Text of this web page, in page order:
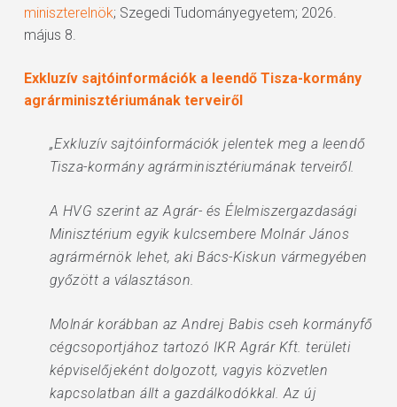
miniszterelnök; Szegedi Tudományegyetem; 2026.
május 8.
Exkluzív sajtóinformációk a leendő Tisza-kormány
agrárminisztériumának terveiről
„Exkluzív sajtóinformációk jelentek meg a leendő
Tisza-kormány agrárminisztériumának terveiről.
A HVG szerint az Agrár- és Élelmiszergazdasági
Minisztérium egyik kulcsembere Molnár János
agrármérnök lehet, aki Bács-Kiskun vármegyében
győzött a választáson.
Molnár korábban az Andrej Babis cseh kormányfő
cégcsoportjához tartozó IKR Agrár Kft. területi
képviselőjeként dolgozott, vagyis közvetlen
kapcsolatban állt a gazdálkodókkal. Az új